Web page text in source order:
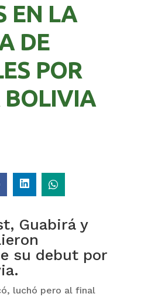
EN LA
DE
POR
BOLIVIA
Guabirá y
su debut por
luchó pero al final